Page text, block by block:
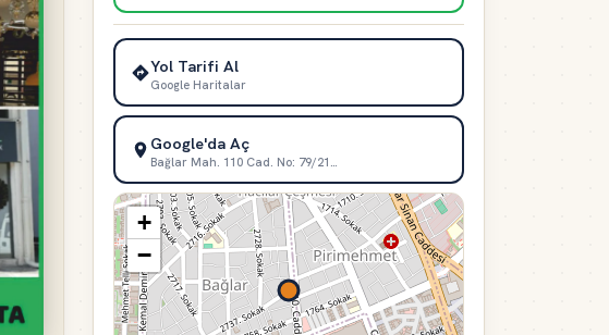
Yol Tarifi Al
Google Haritalar
Google'da Aç
Bağlar Mah. 110 Cad. No: 79/21…
+
−